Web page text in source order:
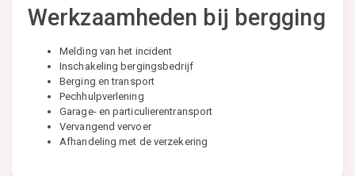
Werkzaamheden bij bergging
Melding van het incident
Inschakeling bergingsbedrijf
Berging en transport
Pechhulpverlening
Garage- en particulierentransport
Vervangend vervoer
Afhandeling met de verzekering